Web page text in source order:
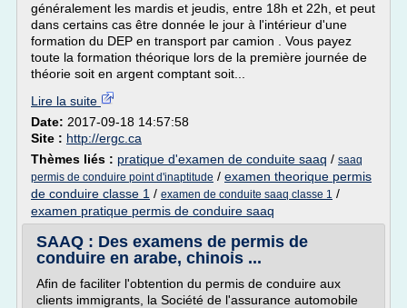
généralement les mardis et jeudis, entre 18h et 22h, et peut
dans certains cas être donnée le jour à l'intérieur d'une
formation du DEP en transport par camion . Vous payez
toute la formation théorique lors de la première journée de
théorie soit en argent comptant soit...
Lire la suite
Date: 2017-09-18 14:57:58
Site : http://ergc.ca
Thèmes liés : pratique d'examen de conduite saaq / saaq
permis de conduire point d'inaptitude / examen theorique permis
de conduire classe 1 / examen de conduite saaq classe 1 /
examen pratique permis de conduire saaq
SAAQ : Des examens de permis de
conduire en arabe, chinois ...
Afin de faciliter l'obtention du permis de conduire aux
clients immigrants, la Société de l'assurance automobile